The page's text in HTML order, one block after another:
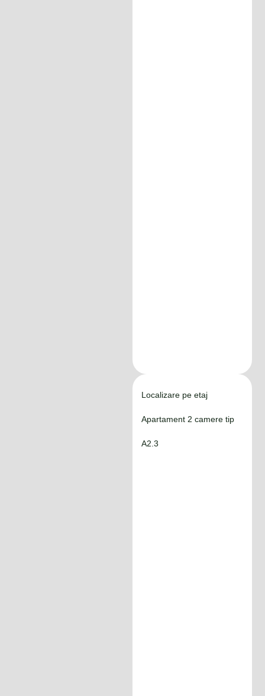
Localizare pe etaj
Apartament 2 camere tip
A2.3